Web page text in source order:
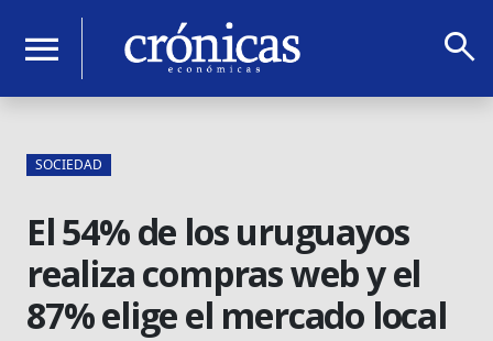
menu search
SOCIEDAD
El 54% de los uruguayos
realiza compras web y el
87% elige el mercado local